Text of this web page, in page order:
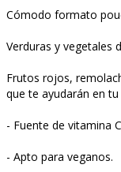
Cómodo formato
Verduras y vegetales
Frutos rojos,
que te ayudarán en tu
- Fuente de vitamina
- Apto para veganos.